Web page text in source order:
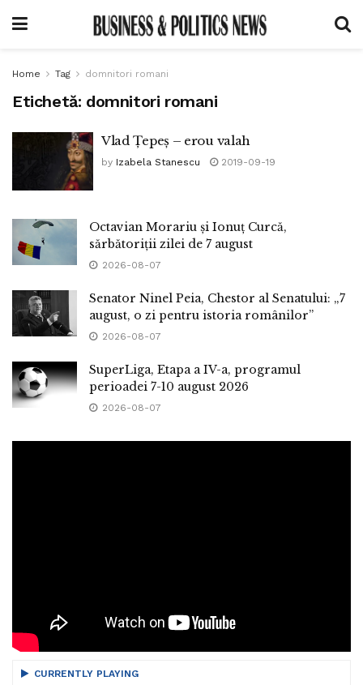
Home Tag domnitori romani
Etichetă: domnitori romani
Vlad Țepeș – erou valah
by Izabela Stanescu 2019-09-19
Octavian Morariu și Ionuț Curcă,
sărbătoriții zilei de 7 august
2026-08-07
Senator Ninel Peia, Chestor al Senatului: „7
august, o zi pentru istoria românilor”
2026-08-07
SuperLiga, Etapa a IV-a, programul
perioadei 7-10 august 2026
2026-08-07
CURRENTLY PLAYING